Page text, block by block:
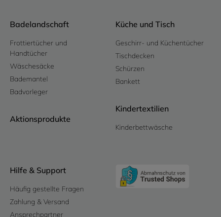
Badelandschaft
Frottiertücher und
Handtücher
Wäschesäcke
Bademantel
Badvorleger
Aktionsprodukte
Küche und Tisch
Geschirr- und Küchentücher
Tischdecken
Schürzen
Bankett
Kindertextilien
Kinderbettwäsche
Hilfe & Support
Häufig gestellte Fragen
Zahlung & Versand
Ansprechpartner